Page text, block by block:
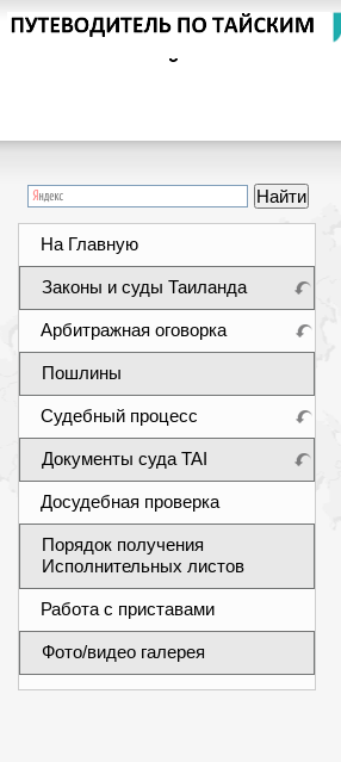
На Главную
Законы и суды Таиланда
Арбитражная оговорка
Пошлины
Судебный процесс
Документы суда TAI
Досудебная проверка
Порядок получения
Исполнительных листов
Работа с приставами
Фото/видео галерея